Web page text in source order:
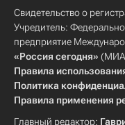
Свидетельство о
Учредитель:
предприятие
«Россия сегодня» (МИА
Правила
Политика
Правила применения
Главный редактор: